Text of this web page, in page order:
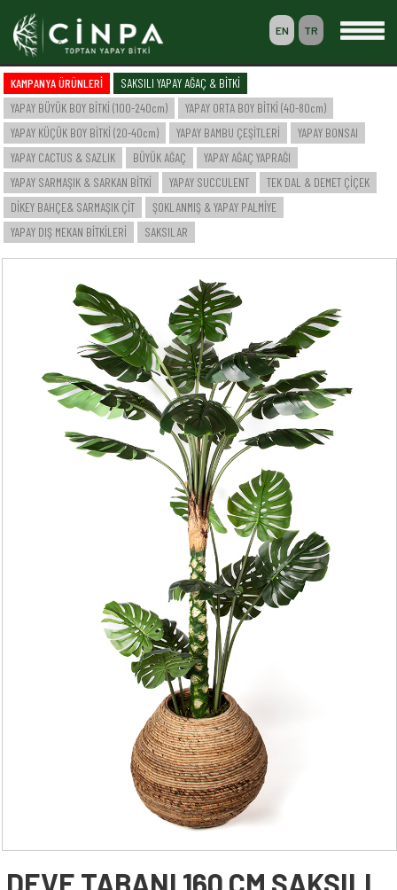
EN TR
SEPETİM
ÜYELİK
-- ANASAYFA --
-- KURUMSAL --
SAKSILI YAPAY AĞAÇ & BİTKİ
YAPAY ORTA BOY BİTKİ (40-80cm)
YAPAY KÜÇÜK BOY BİTKİ (20-40cm)
YAPAY BAMBU ÇEŞİTLERİ
YAPAY BONSAI
YAPAY CACTUS & SAZLIK
BÜYÜK AĞAÇ
YAPAY AĞAÇ YAPRAĞI
YAPAY SARMAŞIK & SARKAN BİTKİ
YAPAY SUCCULENT
TEK DAL & DEMET ÇİÇEK
DİKEY BAHÇE& SARMAŞIK ÇİT
ŞOKLANMIŞ & YAPAY PALMİYE
YAPAY DIŞ MEKAN BİTKİLERİ
SAKSILAR
--- HABERLER --
-- İLETİŞİM --
KAMPANYA ÜRÜNLERİ
SAKSILI YAPAY AĞAÇ & BİTKİ
YAPAY BÜYÜK BOY BİTKİ (100-240cm)
YAPAY ORTA BOY BİTKİ (40-80cm)
YAPAY KÜÇÜK BOY BİTKİ (20-40cm)
YAPAY BAMBU ÇEŞİTLERİ
YAPAY BONSAI
YAPAY CACTUS & SAZLIK
BÜYÜK AĞAÇ
YAPAY AĞAÇ YAPRAĞI
YAPAY SARMAŞIK & SARKAN BİTKİ
YAPAY SUCCULENT
TEK DAL & DEMET ÇİÇEK
DİKEY BAHÇE& SARMAŞIK ÇİT
ŞOKLANMIŞ & YAPAY PALMİYE
YAPAY DIŞ MEKAN BİTKİLERİ
SAKSILAR
DEVE TABANI 160 CM SAKSILI